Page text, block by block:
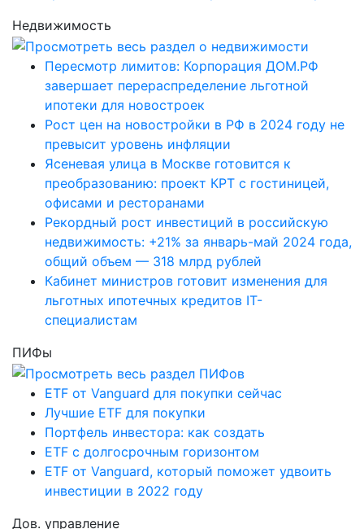
Недвижимость
Пересмотр лимитов: Корпорация ДОМ.РФ
завершает перераспределение льготной
ипотеки для новостроек
Рост цен на новостройки в РФ в 2024 году не
превысит уровень инфляции
Ясеневая улица в Москве готовится к
преобразованию: проект КРТ с гостиницей,
офисами и ресторанами
Рекордный рост инвестиций в российскую
недвижимость: +21% за январь-май 2024 года,
общий объем — 318 млрд рублей
Кабинет министров готовит изменения для
льготных ипотечных кредитов IT-
специалистам
ПИФы
ETF от Vanguard для покупки сейчас
Лучшие ETF для покупки
Портфель инвестора: как создать
ETF с долгосрочным горизонтом
ETF от Vanguard, который поможет удвоить
инвестиции в 2022 году
Дов. управление